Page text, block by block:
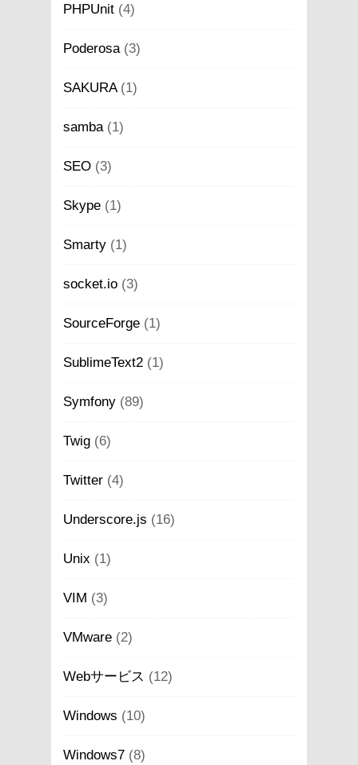
PHPUnit (4)
Poderosa(3)
SAKURA(1)
samba(1)
SEO (3)
Skype (1)
Smarty (1)
socket.io (3)
SourceForge (1)
SublimeText2 (1)
Symfony (89)
Twig (6)
Twitter (4)
Underscore.js (16)
Unix (1)
VIM (3)
VMware (2)
Webサービス (12)
Windows (10)
Windows7 (8)